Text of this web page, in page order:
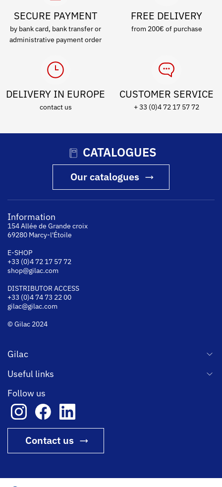
SECURE PAYMENT
by bank card, bank transfer or
administrative payment order
FREE DELIVERY
from 200€ of purchase
DELIVERY IN EUROPE
contact us
CUSTOMER SERVICE
+ 33 (0)4 72 17 57 72
CATALOGUES
Our catalogues
Information
154 Allée de Grande croix
69280 Marcy-l'Étoile
E-SHOP
+33 (0)4 72 17 57 72
shop@gilac.com
DISTRIBUTOR ACCESS
+33 (0)4 74 73 22 00
gilac@gilac.com
© Gilac 2024
Gilac
Useful links
Follow us
Contact us